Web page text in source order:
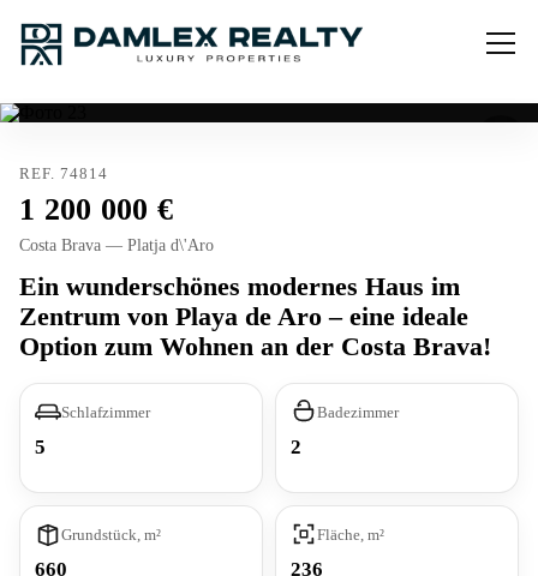
REF. 74814
1 200 000
Costa Brava — Platja d\'Aro
Ein wunderschönes modernes Haus im
Zentrum von Playa de Aro – eine ideale
Option zum Wohnen an der Costa Brava!
Schlafzimmer
5
Badezimmer
2
Grundstück, m²
660
Fläche, m²
236